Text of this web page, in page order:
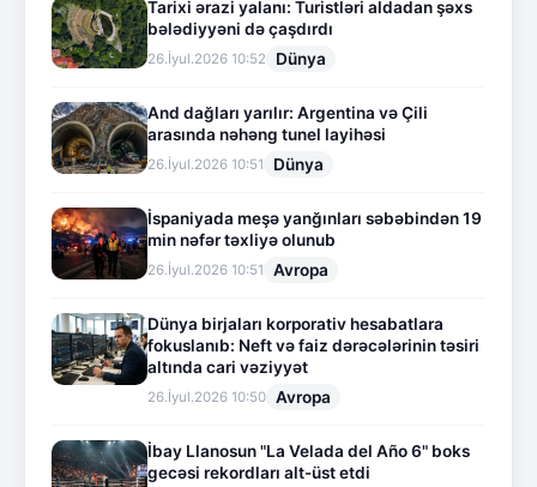
Tarixi ərazi yalanı: Turistləri aldadan şəxs
bələdiyyəni də çaşdırdı
26.İyul.2026 10:52 Dünya
And dağları yarılır: Argentina və Çili
arasında nəhəng tunel layihəsi
26.İyul.2026 10:51 Dünya
İspaniyada meşə yanğınları səbəbindən 19
min nəfər təxliyə olunub
26.İyul.2026 10:51 Avropa
Dünya birjaları korporativ hesabatlara
fokuslanıb: Neft və faiz dərəcələrinin təsiri
altında cari vəziyyət
26.İyul.2026 10:50 Avropa
İbay Llanosun "La Velada del Año 6" boks
gecəsi rekordları alt-üst etdi